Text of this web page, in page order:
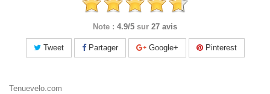
Note : 4.9/5 sur 27 avis
Tweet Partager Google+ Pinterest
Tenuevelo.com